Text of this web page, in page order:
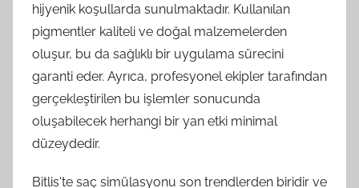
hijyenik koşullarda sunulmaktadır. Kullanılan
pigmentler kaliteli ve doğal malzemelerden
oluşur, bu da sağlıklı bir uygulama sürecini
garanti eder. Ayrıca, profesyonel ekipler tarafından
gerçekleştirilen bu işlemler sonucunda
oluşabilecek herhangi bir yan etki minimal
düzeydedir.
Bitlis'te saç simülasyonu son trendlerden biridir ve